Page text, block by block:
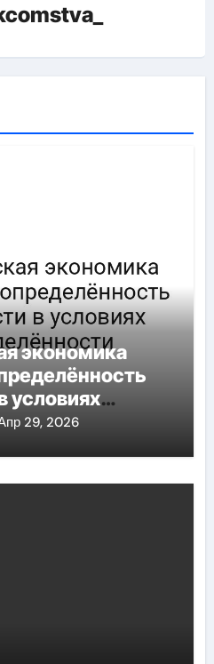
экономика
условиях
29, 2026